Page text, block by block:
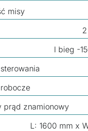
misy
I bieg -
prąd znamionowy
L: 1600 mm x